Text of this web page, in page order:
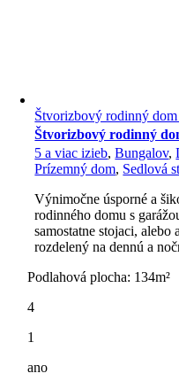
Štvorizbový rodinný
Štvorizbový rodinný
5 a viac izieb,Bungalov,
Prízemný dom, Sedlová
Výnimočne úsporné a
rodinného domu s
samostatne stojaci,
rozdelený na dennú a
Podlahová plocha: 134m²
4
1
ano